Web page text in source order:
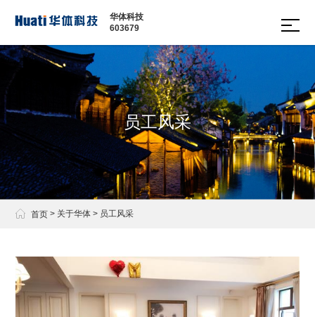
华体科技
603679
杆
· 智慧
路灯
智慧
数舱
边缘
计算
网关
智慧
城市
家具
· 城市
家具
· 通讯
塔
· 信号
文化
定制
照明
· 景观
道路
灯
· 现代
路灯
软件
平台
· 多功
能智
慧路
灯管
理平
台
管理
平台
员工风采
 首页 > 关于华体 > 员工风采